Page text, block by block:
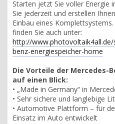
Starten jetzt Sie voller Energie
Sie jederzeit und erstellen
Einbau eines
finden Sie auch unter:
http://
benz-energiespeicher-home
Die Vorteile der Mercedes-
auf einen Blick:
• „Made in Germany“ in
• Sehr sichere und langlebige
• Automotive Plattform – für
Einsatz im Auto entwickelt